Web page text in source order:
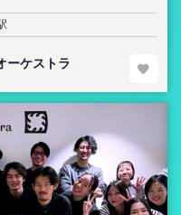
ーケストラ